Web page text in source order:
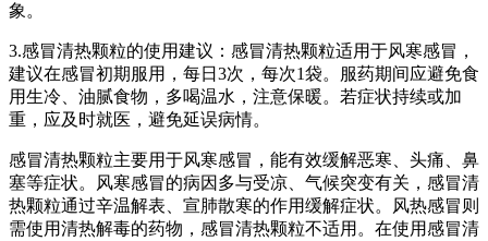
象。
3.感冒清热颗粒的使用建议：感冒清热颗粒适用于风寒感冒，
建议在感冒初期服用，每日3次，每次1袋。服药期间应避免食
用生冷、油腻食物，多喝温水，注意保暖。若症状持续或加
重，应及时就医，避免延误病情。
感冒清热颗粒主要用于风寒感冒，能有效缓解恶寒、头痛、鼻
塞等症状。风寒感冒的病因多与受凉、气候突变有关，感冒清
热颗粒通过辛温解表、宣肺散寒的作用缓解症状。风热感冒则
需使用清热解毒的药物，感冒清热颗粒不适用。在使用感冒清